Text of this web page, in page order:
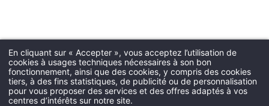
En cliquant sur « Accepter », vous acceptez l’utilisation de
cookies à usages techniques nécessaires à son bon
fonctionnement, ainsi que des cookies, y compris des cookies
tiers, à des fins statistiques, de publicité ou de personnalisation
pour vous proposer des services et des offres adaptés à vos
centres d’intérêts sur notre site.